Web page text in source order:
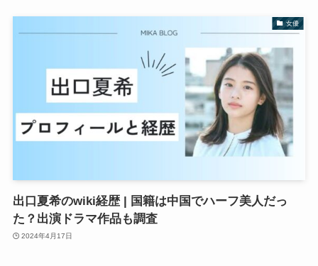
女優
出口夏希のwiki経歴 | 国籍は中国でハーフ美人だっ
た？出演ドラマ作品も調査
2024年4月17日